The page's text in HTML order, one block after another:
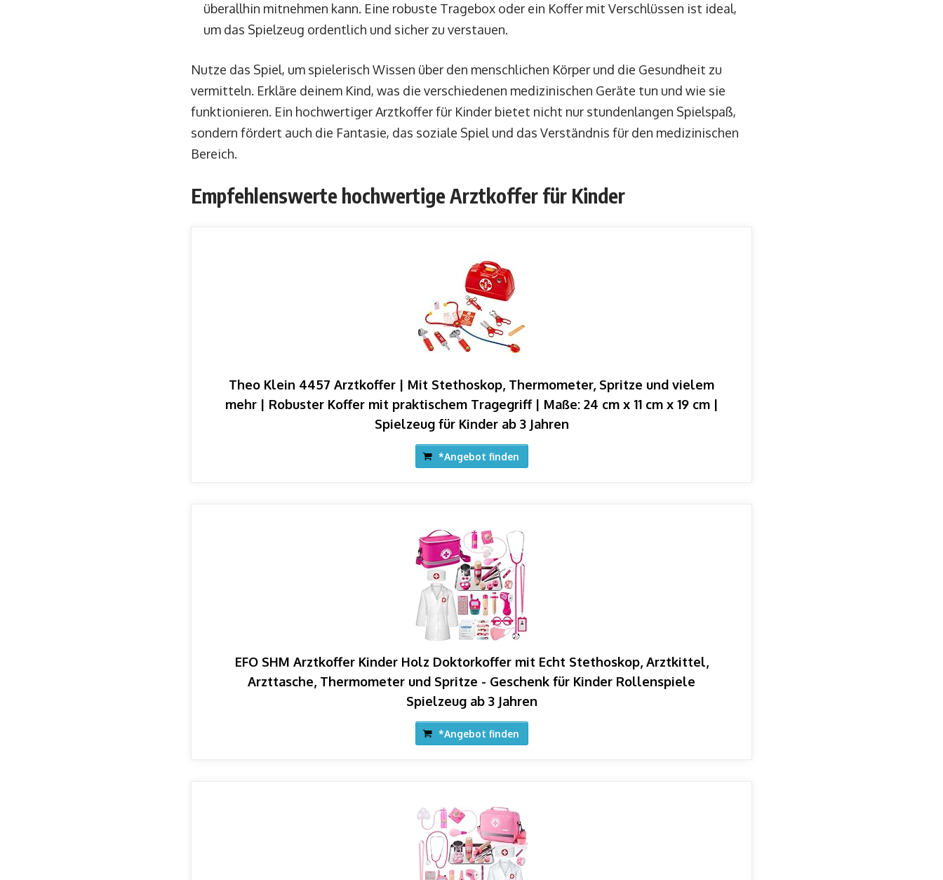
überallhin mitnehmen kann. Eine robuste Tragebox oder ein Koffer mit Verschlüssen ist ideal,
um das Spielzeug ordentlich und sicher zu verstauen.
Nutze das Spiel, um spielerisch Wissen über den menschlichen Körper und die Gesundheit zu
vermitteln. Erkläre deinem Kind, was die verschiedenen medizinischen Geräte tun und wie sie
funktionieren. Ein hochwertiger Arztkoffer für Kinder bietet nicht nur stundenlangen Spielspaß,
sondern fördert auch die Fantasie, das soziale Spiel und das Verständnis für den medizinischen
Bereich.
Empfehlenswerte hochwertige Arztkoffer für Kinder
Theo Klein 4457 Arztkoffer | Mit Stethoskop, Thermometer, Spritze und vielem
mehr | Robuster Koffer mit praktischem Tragegriff | Maße: 24 cm x 11 cm x 19 cm |
Spielzeug für Kinder ab 3 Jahren
*Angebot finden
EFO SHM Arztkoffer Kinder Holz Doktorkoffer mit Echt Stethoskop, Arztkittel,
Arzttasche, Thermometer und Spritze - Geschenk für Kinder Rollenspiele
Spielzeug ab 3 Jahren
*Angebot finden